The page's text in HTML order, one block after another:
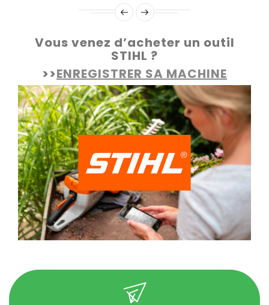
Vous venez d’acheter un outil
STIHL ?
>>ENREGISTRER SA MACHINE